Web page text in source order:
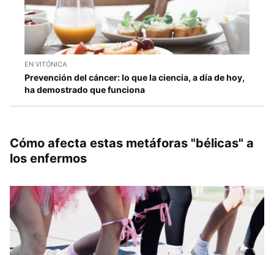
EN VITÓNICA
Prevención del cáncer: lo que la ciencia, a día de hoy,
ha demostrado que funciona
Cómo afecta estas metáforas "bélicas" a
los enfermos